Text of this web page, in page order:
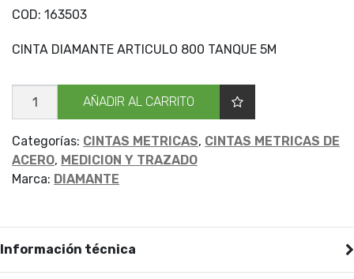
COD: 163503
CINTA DIAMANTE ARTICULO 800 TANQUE 5M
CINT
DIAMANTE
800
5M
cantidad
AÑADIR AL CARRITO
Categorías: CINTAS METRICAS, CINTAS METRICAS DE
ACERO, MEDICION Y TRAZADO
Marca: DIAMANTE
Información técnica